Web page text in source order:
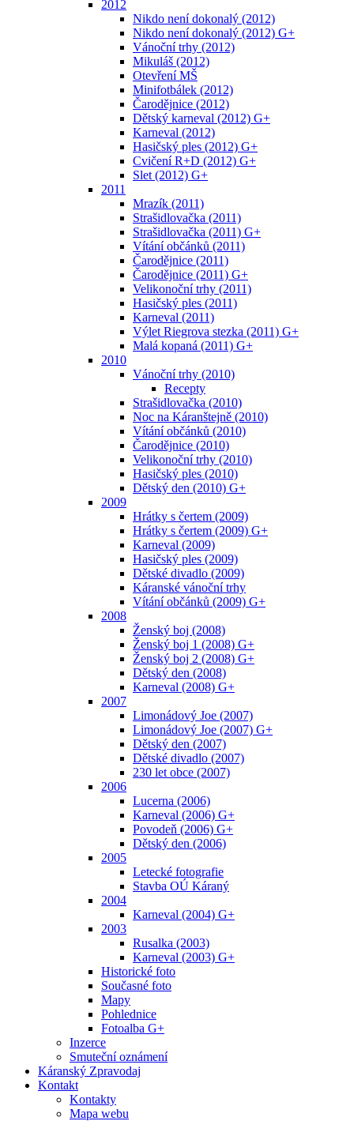
2012
Nikdo není dokonalý (2012)
Nikdo není dokonalý (2012) G+
Vánoční trhy (2012)
Mikuláš (2012)
Otevření MŠ
Minifotbálek (2012)
Čarodějnice (2012)
Dětský karneval (2012) G+
Karneval (2012)
Hasičský ples (2012) G+
Cvičení R+D (2012) G+
Slet (2012) G+
2011
Mrazík (2011)
Strašidlovačka (2011)
Strašidlovačka (2011) G+
Vítání občánků (2011)
Čarodějnice (2011)
Čarodějnice (2011) G+
Velikonoční trhy (2011)
Hasičský ples (2011)
Karneval (2011)
Výlet Riegrova stezka (2011) G+
Malá kopaná (2011) G+
2010
Vánoční trhy (2010)
Recepty
Strašidlovačka (2010)
Noc na Káranštejně (2010)
Vítání občánků (2010)
Čarodějnice (2010)
Velikonoční trhy (2010)
Hasičský ples (2010)
Dětský den (2010) G+
2009
Hrátky s čertem (2009)
Hrátky s čertem (2009) G+
Karneval (2009)
Hasičský ples (2009)
Dětské divadlo (2009)
Káranské vánoční trhy
Vítání občánků (2009) G+
2008
Ženský boj (2008)
Ženský boj 1 (2008) G+
Ženský boj 2 (2008) G+
Dětský den (2008)
Karneval (2008) G+
2007
Limonádový Joe (2007)
Limonádový Joe (2007) G+
Dětský den (2007)
Dětské divadlo (2007)
230 let obce (2007)
2006
Lucerna (2006)
Karneval (2006) G+
Povodeň (2006) G+
Dětský den (2006)
2005
Letecké fotografie
Stavba OÚ Káraný
2004
Karneval (2004) G+
2003
Rusalka (2003)
Karneval (2003) G+
Historické foto
Současné foto
Mapy
Pohlednice
Fotoalba G+
Inzerce
Smuteční oznámení
Káranský Zpravodaj
Kontakt
Kontakty
Mapa webu